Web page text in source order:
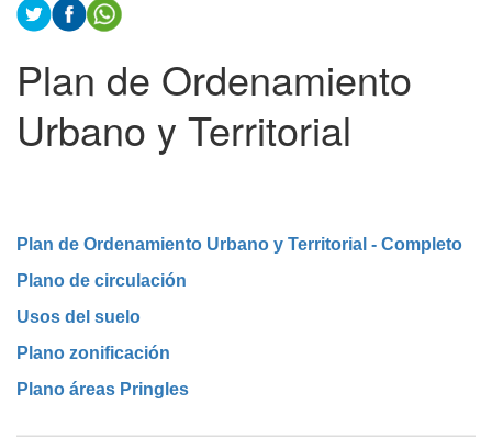
Plan de Ordenamiento
Urbano y Territorial
Plan de Ordenamiento Urbano y Territorial - Completo
Plano de circulación
Usos del suelo
Plano zonificación
Plano áreas Pringles